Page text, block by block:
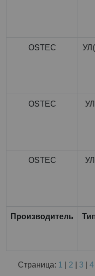
OSTEC
OSTEC
OSTEC
Производитель
Страница: 1 2 3 4|